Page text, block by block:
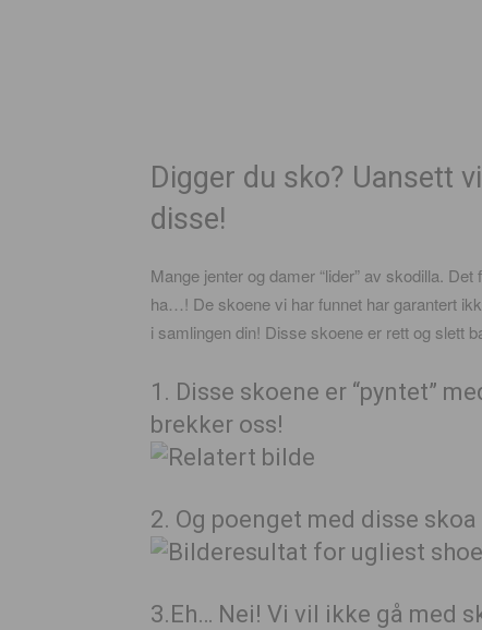
Digger du sko? Uansett
disse!
Mange jenter og damer “lider” av skodilla.
ha…! De skoene vi har funnet har garantert
i samlingen din! Disse skoene er rett og slett
1. Disse skoene er “pyntet”
brekker oss!
2. Og poenget med disse skoa
3.Eh… Nei! Vi vil ikke gå med